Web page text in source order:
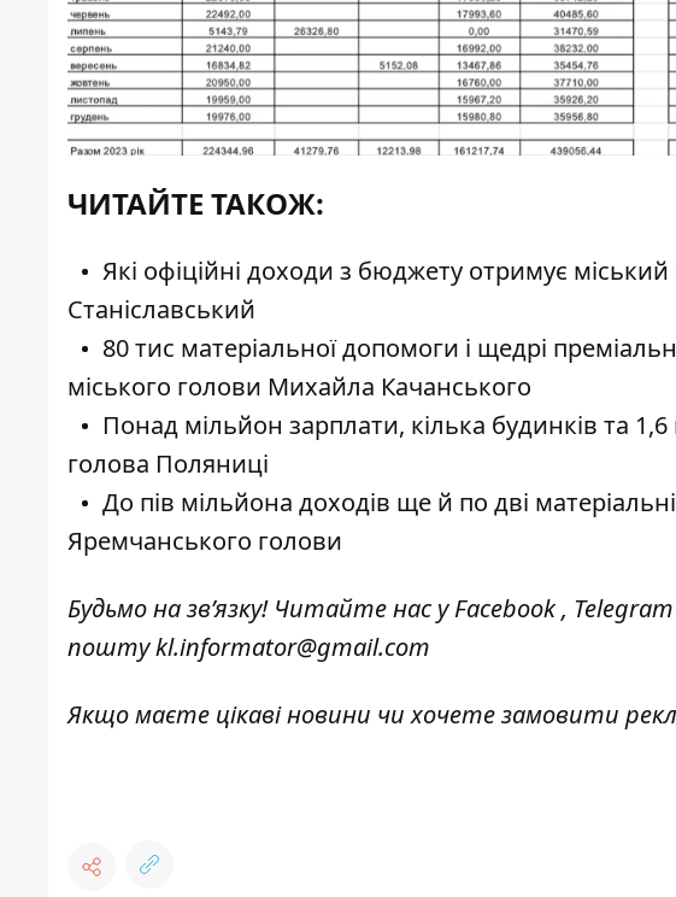
ЧИТАЙТЕ ТАКОЖ:
Які офіційні доходи з бюджету отримує
Станіславський
80 тис матеріальної допомоги і щедрі
міського голови Михайла Качанського
Понад мільйон зарплати, кілька будинків та
голова Поляниці
До пів мільйона доходів ще й по дві
Яремчанського голови
Будьмо на зв’язку! Читайте нас уFacebook, Telegram
поштуkl.informator@gmail.com
Якщо маєте цікаві новини чи хочете замовити